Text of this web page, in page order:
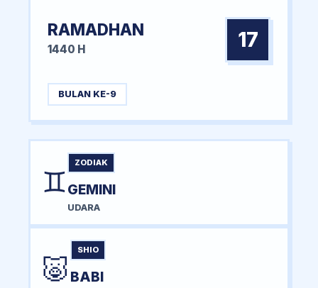
RAMADHAN
1440 H 17
BULAN KE-9
♊
ZODIAK
GEMINI
UDARA
🐷
SHIO
BABI